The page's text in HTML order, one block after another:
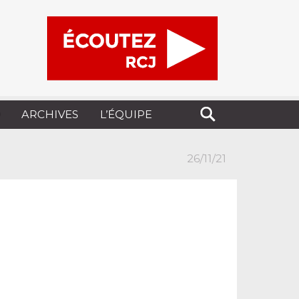
ARCHIVES L’ÉQUIPE
26/11/21